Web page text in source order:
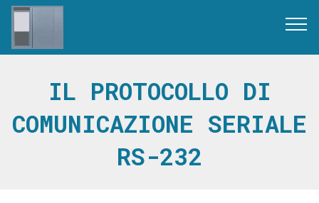
IL PROTOCOLLO DI
COMUNICAZIONE SERIALE
RS-232